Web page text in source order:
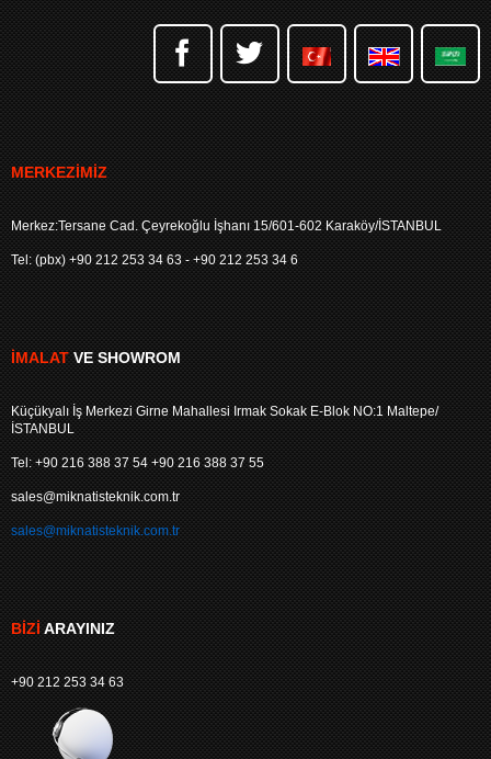
MERKEZIMIZ
Merkez:Tersane Cad. Çeyrekoğlu İşhanı 15/601-602 Karaköy/İSTANBUL
Tel: (pbx) +90 212 253 34 63 - +90 212 253 34 6
İMALATVE SHOWROM
Küçükyalı İş Merkezi Girne Mahallesi Irmak Sokak E-Blok NO:1 Maltepe/
İSTANBUL
Tel: +90 216 388 37 54 +90 216 388 37 55
sales@miknatisteknik.com.tr
sales@miknatisteknik.com.tr
BIZIARAYINIZ
+90 212 253 34 63